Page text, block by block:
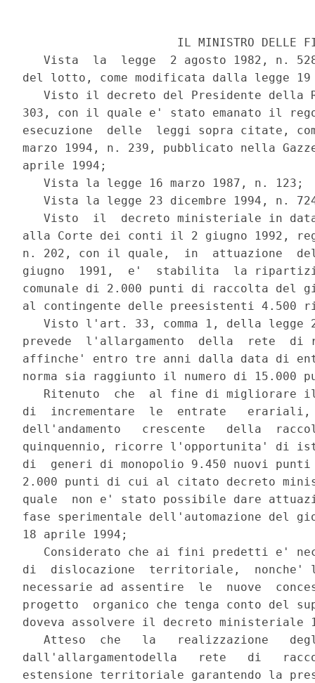
IL MINISTRO DELLE
Vista  la  legge  2 agosto 1982, n.
del lotto, come modificata dalla legge
Visto il decreto del Presidente della
303, con il quale e' stato emanato il
esecuzione  delle  leggi sopra citate,
marzo 1994, n. 239, pubblicato nella
aprile 1994;
   Vista la legge 16 marzo 1987, n. 123;
Vista la legge 23 dicembre 1994, n.
Visto  il  decreto ministeriale in
alla Corte dei conti il 2 giugno 1992,
n. 202, con il quale,  in  attuazione
giugno  1991,  e'  stabilita  la
comunale di 2.000 punti di raccolta del
al contingente delle preesistenti 4.500
Visto l'art. 33, comma 1, della legge
prevede  l'allargamento  della  rete  di
affinche' entro tre anni dalla data di
norma sia raggiunto il numero di 15.000
Ritenuto  che  al fine di migliorare
di  incrementare  le  entrate
dell'andamento   crescente   della
quinquennio, ricorre l'opportunita' di
di  generi di monopolio 9.450 nuovi
2.000 punti di cui al citato decreto
quale  non e' stato possibile dare
fase sperimentale dell'automazione del
18 aprile 1994;
Considerato che ai fini predetti e'
di  dislocazione  territoriale,  nonche'
necessarie ad assentire  le  nuove
progetto  organico che tenga conto del
doveva assolvere il decreto ministeriale
Atteso  che   la   realizzazione
dall'allargamentodella   rete   di
estensione territoriale garantendo la